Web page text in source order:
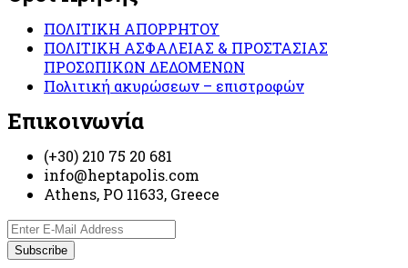
ΠΟΛΙΤΙΚΗ ΑΠΟΡΡΗΤΟΥ
ΠΟΛΙΤΙΚΗ ΑΣΦΑΛΕΙΑΣ & ΠΡΟΣΤΑΣΙΑΣ
ΠΡΟΣΩΠΙΚΩΝ ΔΕΔΟΜΕΝΩΝ
Πολιτική ακυρώσεων – επιστροφών
Επικοινωνία
(+30) 210 75 20 681
info@heptapolis.com
Athens, PO 11633, Greece